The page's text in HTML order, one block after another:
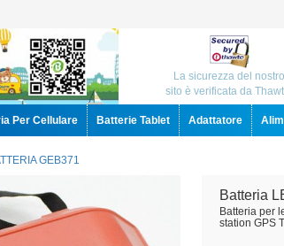
La sicurezza del nostro
sito è verificata da
Per Cellulare Batterie Tablet Adattatore
GEB371
Batteria
Batteria per
station GPS